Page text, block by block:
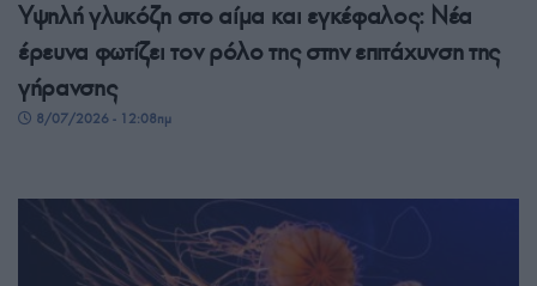
Υψηλή γλυκόζη στο αίμα και εγκέφαλος: Νέα
έρευνα φωτίζει τον ρόλο της στην επιτάχυνση της
γήρανσης
8/07/2026 - 12:08πμ